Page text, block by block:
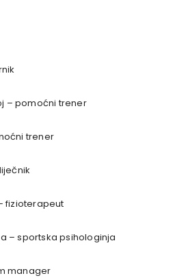
– pomoćni trener
trener
fizioterapeut
– sportska psihologinja
manager